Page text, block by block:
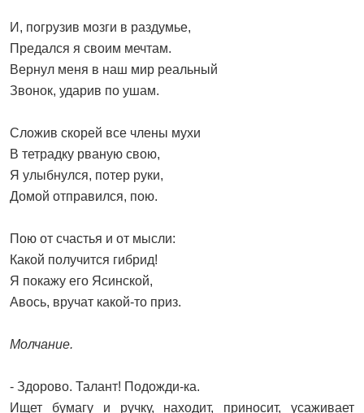
И, погрузив мозги в раздумье,
Предался я своим мечтам.
Вернул меня в наш мир реальный
Звонок, ударив по ушам.
Сложив скорей все члены мухи
В тетрадку рваную свою,
Я улыбнулся, потер руки,
Домой отправился, пою.
Пою от счастья и от мысли:
Какой получится гибрид!
Я покажу его Ясинской,
Авось, вручат какой-то приз.
Молчание.
- Здорово. Талант! Подожди-ка.
Ищет бумагу и ручку, находит, приносит, усаживает